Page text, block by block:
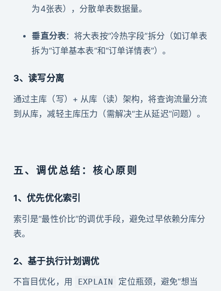
为4张表），分散单表数据量。
垂直分表：将大表按“冷热字段”拆分（如订单表
拆为“订单基本表”和“订单详情表”）。
3、读写分离
通过主库（写）+ 从库（读）架构，将查询流量分流
到从库，减轻主库压力（需解决“主从延迟”问题）。
五、调优总结：核心原则
1、优先优化索引
索引是“最性价比”的调优手段，避免过早依赖分库分
表。
2、基于执行计划调优
不盲目优化，用 EXPLAIN
定位瓶颈，避免“想当